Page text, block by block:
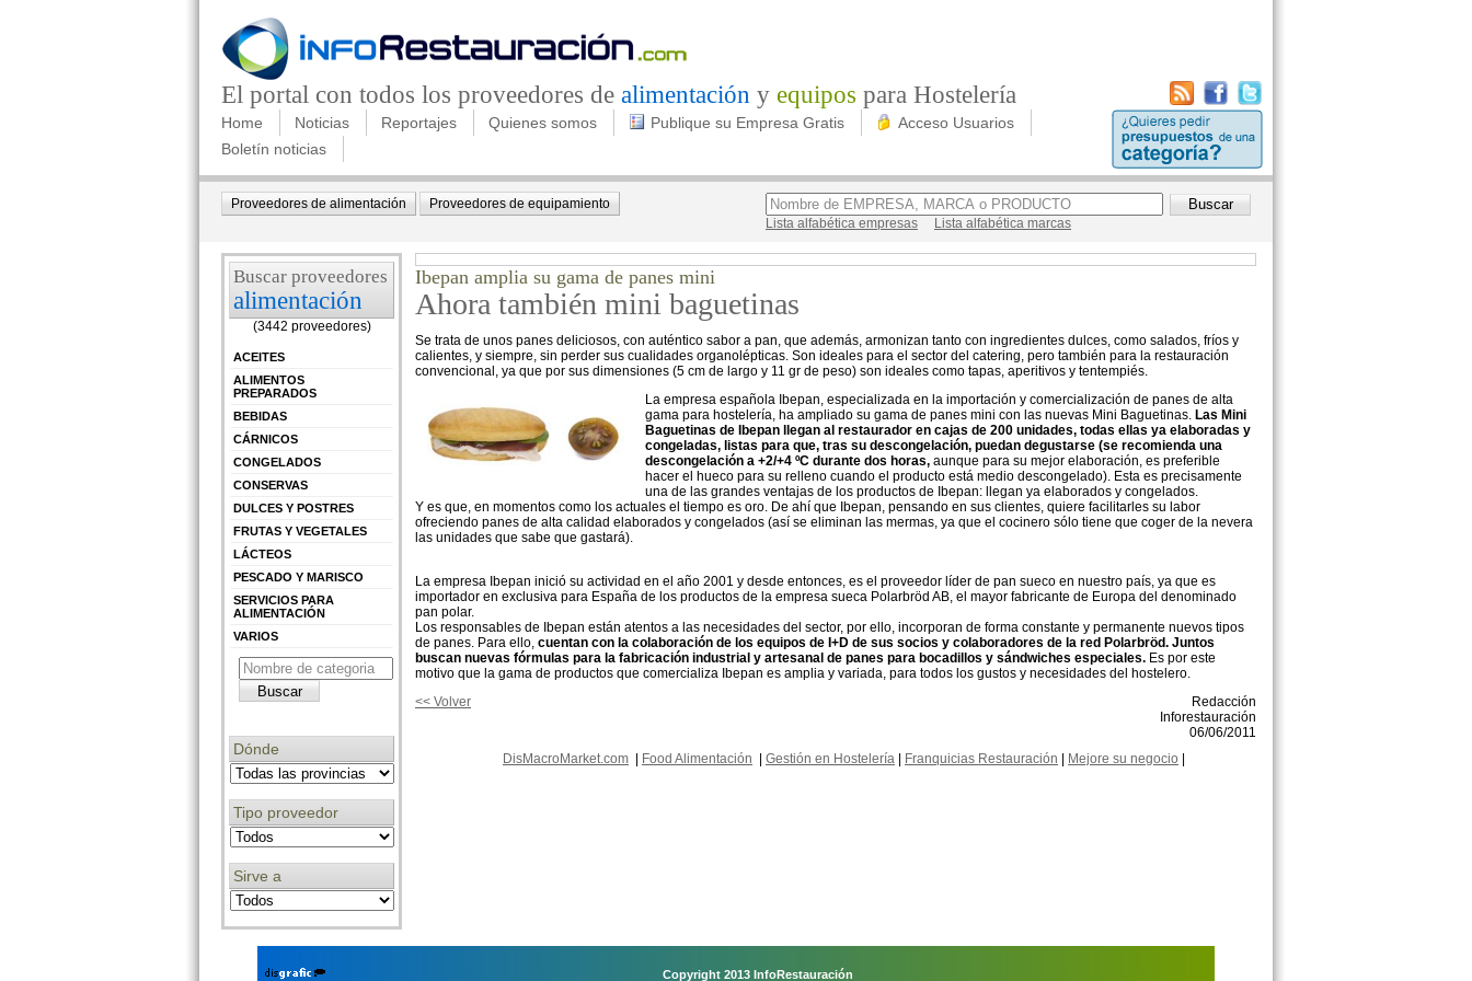
El portal con todos los proveedores de alimentación y equipos para Hostelería
Home Noticias Reportajes Quienes somos Publique su Empresa Gratis
Acceso Usuarios
Boletín noticias
Proveedores de alimentación
Proveedores de equipamiento
Lista alfabética empresas
Lista alfabética marcas
Buscar proveedores
alimentación
(3442 proveedores)
ACEITES
ALIMENTOS
PREPARADOS
BEBIDAS
CÁRNICOS
CONGELADOS
CONSERVAS
DULCES Y POSTRES
FRUTAS Y VEGETALES
LÁCTEOS
PESCADO Y MARISCO
SERVICIOS PARA
ALIMENTACIÓN
VARIOS
Dónde
Tipo proveedor
Sirve a
Ibepan amplia su gama de panes mini
Ahora también mini baguetinas
Se trata de unos panes deliciosos, con auténtico sabor a pan, que además, armonizan tanto con ingredientes dulces, como salados, fríos y
calientes, y siempre, sin perder sus cualidades organolépticas. Son ideales para el sector del catering, pero también para la restauración
convencional, ya que por sus dimensiones (5 cm de largo y 11 gr de peso) son ideales como tapas, aperitivos y tentempiés.
La empresa española Ibepan, especializada en la importación y comercialización de panes de alta
gama para hostelería, ha ampliado su gama de panes mini con las nuevas Mini Baguetinas. Las Mini
Baguetinas de Ibepan llegan al restaurador en cajas de 200 unidades, todas ellas ya elaboradas y
congeladas, listas para que, tras su descongelación, puedan degustarse (se recomienda una
descongelación a +2/+4 ºC durante dos horas, aunque para su mejor elaboración, es preferible
hacer el hueco para su relleno cuando el producto está medio descongelado). Esta es precisamente
una de las grandes ventajas de los productos de Ibepan: llegan ya elaborados y congelados.
Y es que, en momentos como los actuales el tiempo es oro. De ahí que Ibepan, pensando en sus clientes, quiere facilitarles su labor
ofreciendo panes de alta calidad elaborados y congelados (así se eliminan las mermas, ya que el cocinero sólo tiene que coger de la nevera
las unidades que sabe que gastará).
La empresa Ibepan inició su actividad en el año 2001 y desde entonces, es el proveedor líder de pan sueco en nuestro país, ya que es
importador en exclusiva para España de los productos de la empresa sueca Polarbröd AB, el mayor fabricante de Europa del denominado
pan polar.
Los responsables de Ibepan están atentos a las necesidades del sector, por ello, incorporan de forma constante y permanente nuevos tipos
de panes. Para ello, cuentan con la colaboración de los equipos de I+D de sus socios y colaboradores de la red Polarbröd. Juntos
buscan nuevas fórmulas para la fabricación industrial y artesanal de panes para bocadillos y sándwiches especiales. Es por este
motivo que la gama de productos que comercializa Ibepan es amplia y variada, para todos los gustos y necesidades del hostelero.
<< Volver
Redacción
Inforestauración
06/06/2011
DisMacroMarket.com
Food Alimentación Gestión en Hostelería Franquicias Restauración Mejore su negocio
Copyright 2013 InfoRestauración